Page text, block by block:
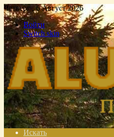
Четверг , 6 Август 2026
Войти
Switch skin
Искать